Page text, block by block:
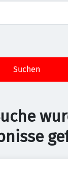
Suchen